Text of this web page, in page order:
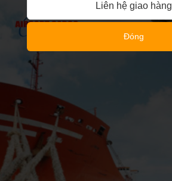
Liên hệ giao hàng
Đóng